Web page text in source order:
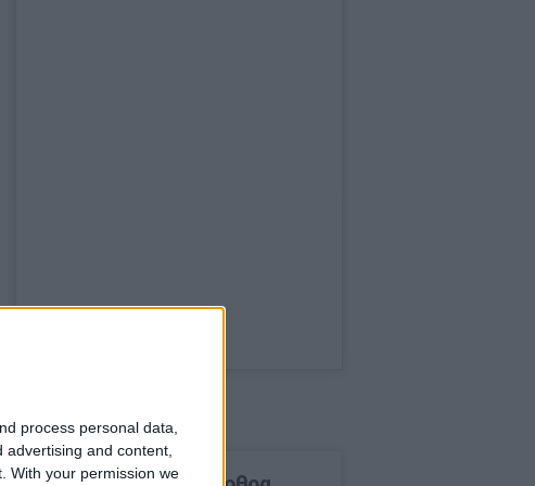
process personal data,
and content,
With your permission we